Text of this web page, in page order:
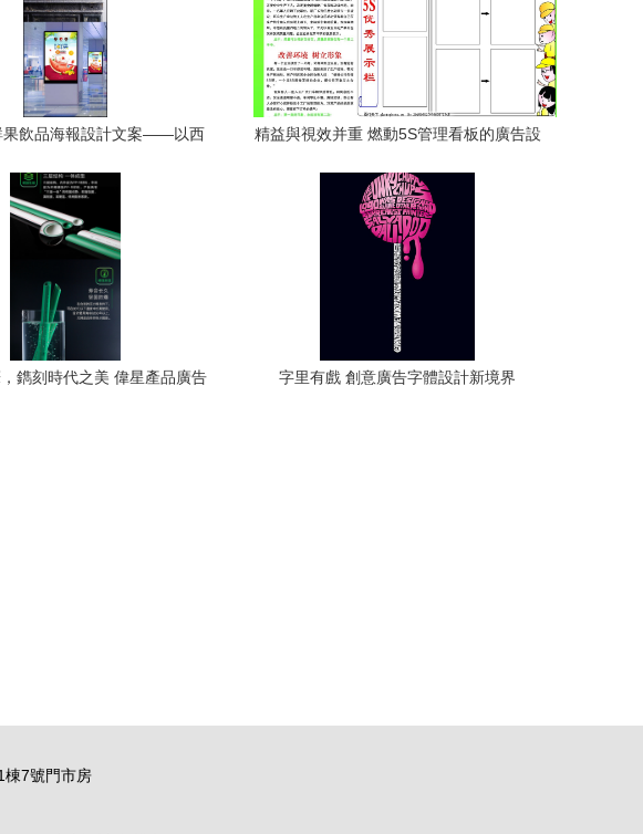
果飲品海報設計文案——以西
精益與視效并重 燃動5S管理看板的廣告設
鐫刻時代之美 偉星產品廣告
字里有戲 創意廣告字體設計新境界
棟7號門市房